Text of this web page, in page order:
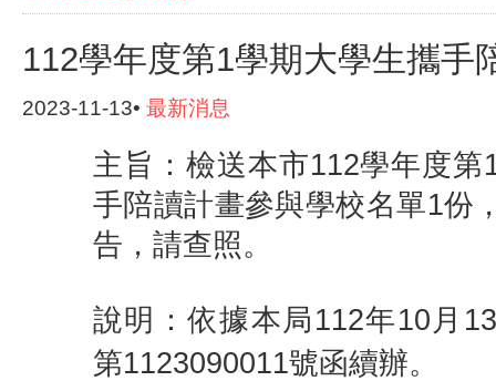
112學年度第1學期大學生攜手
2023-11-13• 最新消息
主旨：檢送本市112學年度第
手陪讀計畫參與學校名單1份
告，請查照。
說明：依據本局112年10月
第1123090011號函續辦。